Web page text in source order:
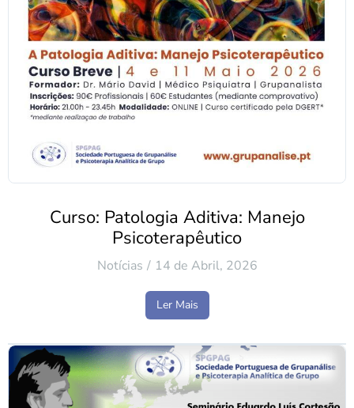
Curso: Patologia Aditiva: Manejo
Psicoterapêutico
Notícias 14 de Abril, 2026
Ler Mais